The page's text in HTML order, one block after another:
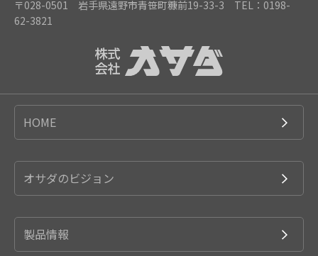
〒028-0501 岩手県遠野市青笹町糠前19-33-3 TEL：0198-
62-3821
HOME
オサダのビジョン
製品情報